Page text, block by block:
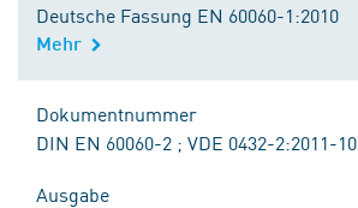
Deutsche Fassung EN 60060-1:2010
Mehr
Dokumentnummer
DIN EN 60060-2 ; VDE 0432-2:2011-10
Ausgabe